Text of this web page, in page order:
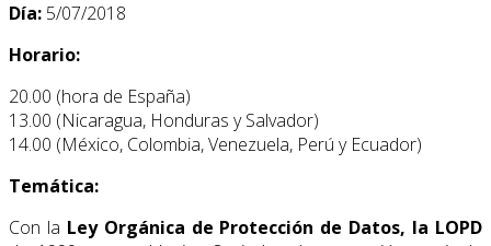
Día: 5/07/2018
Horario:
20.00 (hora de España)
13.00 (Nicaragua, Honduras y Salvador)
14.00 (México, Colombia, Venezuela, Perú y Ecuador)
Temática:
Con la Ley Orgánica de Protección de Datos, la LOPD